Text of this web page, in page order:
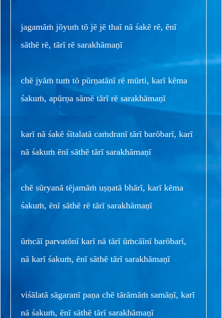
jagamāṁ jōyuṁ tō jē jē thaī nā śakē rē, ēnī
sāthē rē, tārī rē sarakhāmaṇī
chē jyāṁ tuṁ tō pūrṇatānī rē mūrti, karī kēma
śakuṁ, apūrṇa sāmē tārī rē sarakhāmaṇī
karī nā śakē śītalatā caṁdranī tārī barōbarī, karī
nā śakuṁ ēnī sāthē tārī sarakhāmaṇī
chē sūryanā tējamāṁ uṣṇatā bhārī, karī kēma
śakuṁ, ēnī sāthē rē tārī sarakhāmaṇī
ūṁcāī parvatōnī karī nā tārī ūṁcāīnī barōbarī,
nā karī śakuṁ, ēnī sāthē tārī sarakhāmaṇī
viśālatā sāgaranī paṇa chē tārāmāṁ samāṇī, karī
nā śakuṁ, ēnī sāthē tārī sarakhāmaṇī